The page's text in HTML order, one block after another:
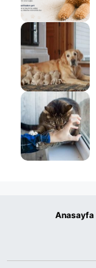
Anasayfa